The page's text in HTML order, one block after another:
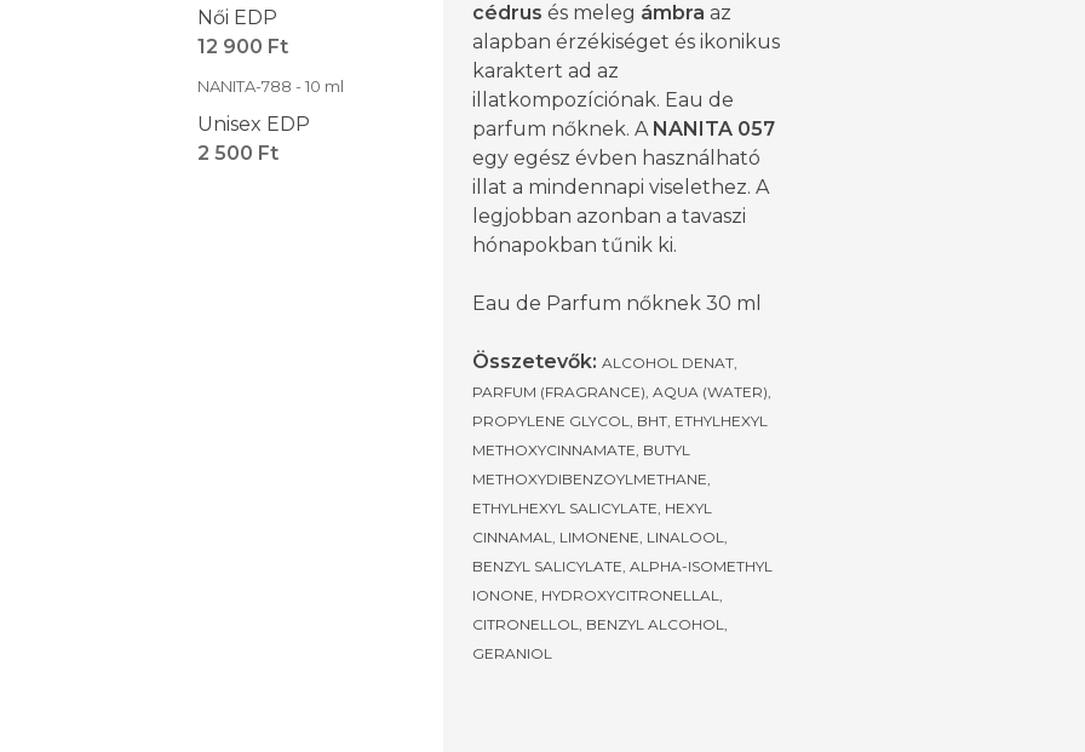
Női EDP
12 900 Ft
NANITA-788 - 10 ml
Unisex EDP
2 500 Ft
cédrus és meleg ámbra az
alapban érzékiséget és ikonikus
karaktert ad az
illatkompozíciónak. Eau de
parfum nőknek. A NANITA 057
egy egész évben használható
illat a mindennapi viselethez. A
legjobban azonban a tavaszi
hónapokban tűnik ki.
Eau de Parfum nőknek 30 ml
Összetevők: ALCOHOL DENAT,
PARFUM (FRAGRANCE), AQUA (WATER),
PROPYLENE GLYCOL, BHT, ETHYLHEXYL
METHOXYCINNAMATE, BUTYL
METHOXYDIBENZOYLMETHANE,
ETHYLHEXYL SALICYLATE, HEXYL
CINNAMAL, LIMONENE, LINALOOL,
BENZYL SALICYLATE, ALPHA-ISOMETHYL
IONONE, HYDROXYCITRONELLAL,
CITRONELLOL, BENZYL ALCOHOL,
GERANIOL